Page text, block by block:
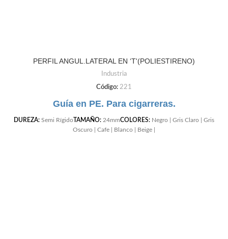
PERFIL ANGUL.LATERAL EN ‘T'(POLIESTIRENO)
Industria
Código: 221
Guía en PE. Para cigarreras.
DUREZA: Semi RígidoTAMAÑO: 24mmCOLORES: Negro | Gris Claro | Gris
Oscuro | Cafe | Blanco | Beige |